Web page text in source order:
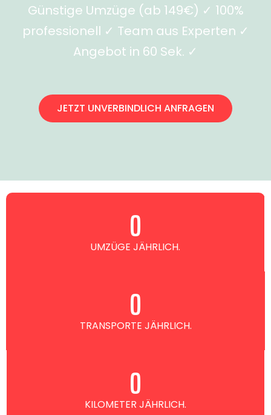
Günstige Umzüge (ab 149€) ✓ 100%
professionell ✓ Team aus Experten ✓
Angebot in 60 Sek. ✓
JETZT UNVERBINDLICH ANFRAGEN
UMZÜGE JÄHRLICH.
0
TRANSPORTE JÄHRLICH.
0
KILOMETER JÄHRLICH.
0